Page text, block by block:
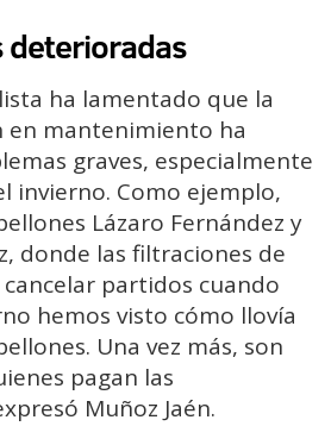
ha lamentado que la
en mantenimiento ha
graves, especialmente
invierno. Como ejemplo,
Lázaro Fernández y
donde las filtraciones de
partidos cuando
hemos visto cómo llovía
Una vez más, son
pagan las
Muñoz Jaén.